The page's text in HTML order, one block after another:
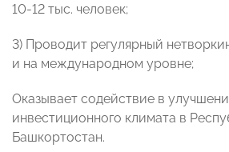
10-12 тыс. человек;
3) Проводит регулярный
и на международном уровне;
Оказывает содействие в
инвестиционного климата в
Башкортостан.